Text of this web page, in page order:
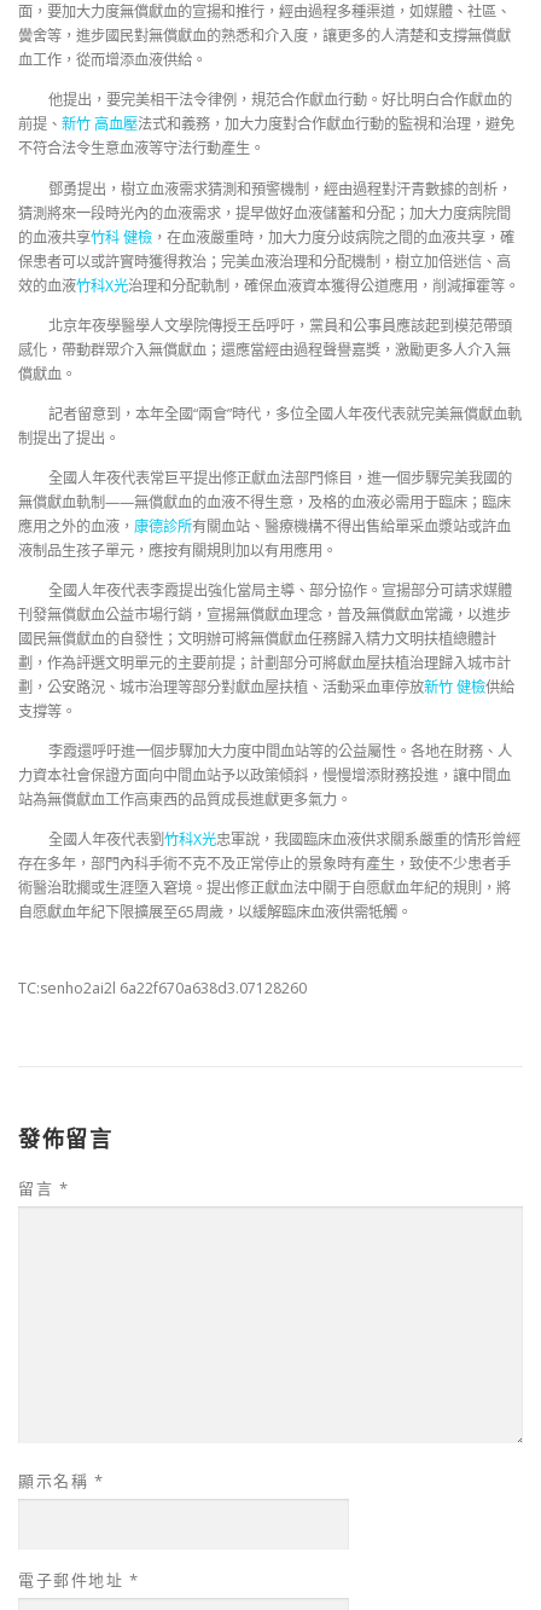
面，要加大力度無償獻血的宣揚和推行，經由過程多種渠道，如媒體、社區、
黌舍等，進步國民對無償獻血的熟悉和介入度，讓更多的人清楚和支撐無償獻
血工作，從而增添血液供給。
他提出，要完美相干法令律例，規范合作獻血行動。好比明白合作獻血的
前提、 新竹 高血壓法式和義務，加大力度對合作獻血行動的監視和治理，避免
不符合法令生意血液等守法行動產生。
鄧勇提出，樹立血液需求猜測和預警機制，經由過程對汗青數據的剖析，
猜測將來一段時光內的血液需求，提早做好血液儲蓄和分配；加大力度病院間
的血液共享竹科 健檢 ，在血液嚴重時，加大力度分歧病院之間的血液共享，確
保患者可以或許實時獲得救治；完美血液治理和分配機制，樹立加倍迷信、高
效的血液竹科X光治理和分配軌制，確保血液資本獲得公道應用，削減揮霍等。
北京年夜學醫學人文學院傳授王岳呼吁，黨員和公事員應該起到模范帶頭
感化，帶動群眾介入無償獻血；還應當經由過程聲譽嘉獎，激勵更多人介入無
償獻血。
記者留意到，本年全國“兩會”時代，多位全國人年夜代表就完美無償獻血軌
制提出了提出。
全國人年夜代表常巨平提出修正獻血法部門條目，進一個步驟完美我國的
無償獻血軌制——無償獻血的血液不得生意，及格的血液必需用于臨床；臨床
應用之外的血液， 康德診所有關血站、醫療機構不得出售給單采血漿站或許血
液制品生孩子單元，應按有關規則加以有用應用。
全國人年夜代表李霞提出強化當局主導、部分協作。宣揚部分可請求媒體
刊發無償獻血公益市場行銷，宣揚無償獻血理念，普及無償獻血常識，以進步
國民無償獻血的自發性；文明辦可將無償獻血任務歸入精力文明扶植總體計
劃，作為評選文明單元的主要前提；計劃部分可將獻血屋扶植治理歸入城市計
劃，公安路況、城市治理等部分對獻血屋扶植、活動采血車停放新竹 健檢供給
支撐等。
李霞還呼吁進一個步驟加大力度中間血站等的公益屬性。各地在財務、人
力資本社會保證方面向中間血站予以政策傾斜，慢慢增添財務投進，讓中間血
站為無償獻血工作高東西的品質成長進獻更多氣力。
全國人年夜代表劉竹科X光忠軍說，我國臨床血液供求關系嚴重的情形曾經
存在多年，部門內科手術不克不及正常停止的景象時有產生，致使不少患者手
術醫治耽擱或生涯墮入窘境。提出修正獻血法中關于自愿獻血年紀的規則，將
自愿獻血年紀下限擴展至65周歲，以緩解臨床血液供需牴觸。
TC:senho2ai2l 6a22f670a638d3.07128260
發佈留言
留言 *
顯示名稱 *
電子郵件地址 *